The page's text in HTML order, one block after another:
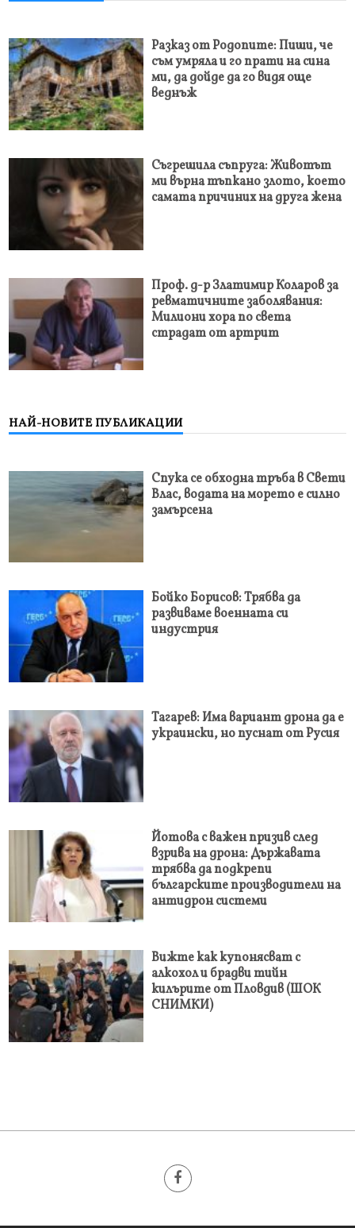
Разказ от Родопите: Пиши, че
съм умряла и го прати на сина
ми, да дойде да го видя още
веднъж
Съгрешила съпруга: Животът
ми върна тъпкано злото, което
самата причиних на друга жена
Проф. д-р Златимир Коларов за
ревматичните заболявания:
Милиони хора по света
страдат от артрит
НАЙ-НОВИТЕ ПУБЛИКАЦИИ
Спука се обходна тръба в Свети
Влас, водата на морето е силно
замърсена
Бойко Борисов: Трябва да
развиваме военната си
индустрия
Тагарев: Има вариант дрона да е
украински, но пуснат от Русия
Йотова с важен призив след
взрива на дрона: Държавата
трябва да подкрепи
българските производители на
антидрон системи
Вижте как купонясват с
алкохол и брадви тийн
килърите от Пловдив (ШОК
СНИМКИ)